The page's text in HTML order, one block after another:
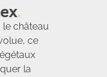
château
ce
la